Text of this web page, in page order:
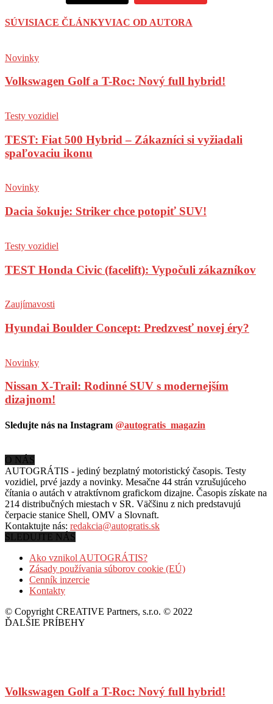
SÚVISIACE ČLÁNKYVIAC OD AUTORA
Novinky
Volkswagen Golf a T-Roc: Nový full hybrid!
Testy vozidiel
TEST: Fiat 500 Hybrid – Zákazníci si vyžiadali
spaľovaciu ikonu
Novinky
Dacia šokuje: Striker chce potopiť SUV!
Testy vozidiel
TEST Honda Civic (facelift): Vypočuli zákazníkov
Zaujímavosti
Hyundai Boulder Concept: Predzvesť novej éry?
Novinky
Nissan X-Trail: Rodinné SUV s modernejším
dizajnom!
Sledujte nás na Instagram @autogratis_magazin
O NÁS
AUTOGRÁTIS - jediný bezplatný motoristický časopis. Testy
vozidiel, prvé jazdy a novinky. Mesačne 44 strán vzrušujúceho
čítania o autách v atraktívnom grafickom dizajne. Časopis získate na
214 distribučných miestach v SR. Väčšinu z nich predstavujú
čerpacie stanice Shell, OMV a Slovnaft.
Kontaktujte nás: redakcia@autogratis.sk
SLEDUJTE NÁS
Ako vznikol AUTOGRÁTIS?
Zásady používania súborov cookie (EÚ)
Cenník inzercie
Kontakty
© Copyright CREATIVE Partners, s.r.o. © 2022
ĎALŠIE PRÍBEHY
Volkswagen Golf a T-Roc: Nový full hybrid!